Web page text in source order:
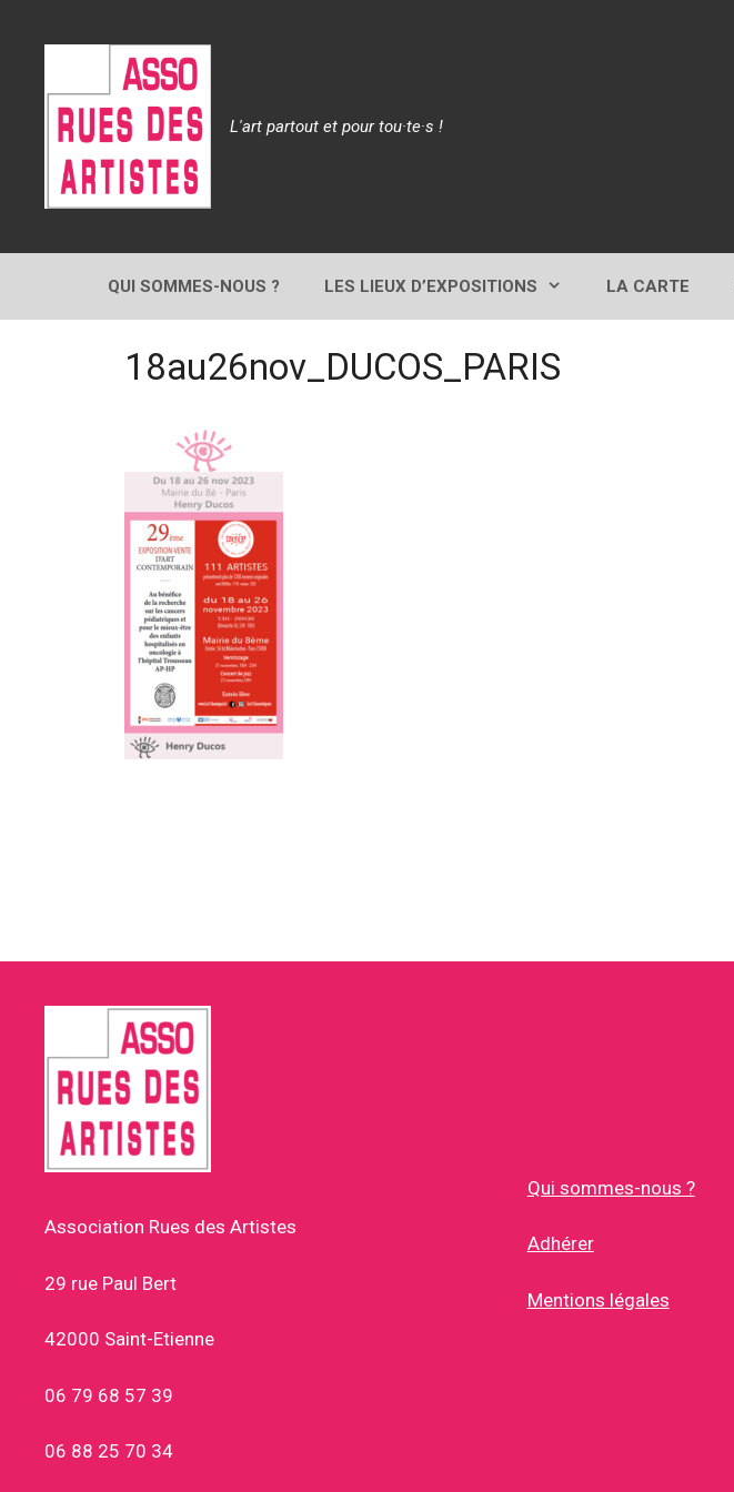
L'art partout et pour tou·te·s !
QUI SOMMES-NOUS ? LES LIEUX D’EXPOSITIONS LA CARTE
18au26nov_DUCOS_PARIS
Association Rues des Artistes
29 rue Paul Bert
42000 Saint-Etienne
06 79 68 57 39
06 88 25 70 34
Qui sommes-nous ?
Adhérer
Mentions légales